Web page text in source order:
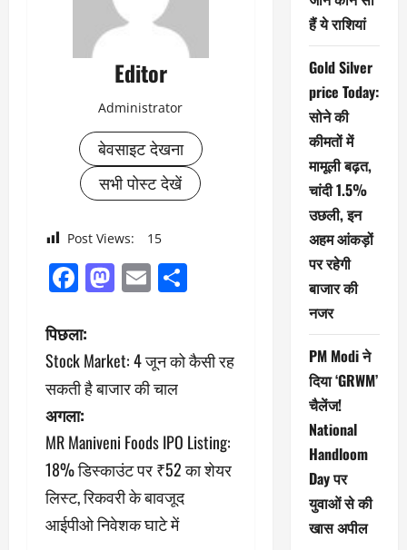
Editor
Administrator
बेवसाइट देखना
सभी पोस्ट देखें
Post Views: 15
Facebook
Mastodon
Email
पो
स्ट
ने
वि
गे
श
पिछला:
Stock Market: 4 जून को कैसी रह
सकती है बाजार की चाल
अगला:
MR Maniveni Foods IPO Listing:
18% डिस्काउंट पर ₹52 का शेयर
लिस्ट, रिकवरी के बावजूद
आईपीओ निवेशक घाटे में
हैं ये राशियां
Gold Silver
price Today:
सोने की
कीमतों में
मामूली बढ़त,
चांदी 1.5%
उछली, इन
अहम आंकड़ों
पर रहेगी
बाजार की
नजर
PM Modi ने
दिया ‘GRWM’
चैलेंज!
National
Handloom
Day पर
युवाओं से की
खास अपील